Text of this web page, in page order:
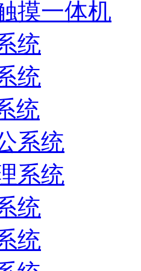
摸一体机
统
统
统
系统
系统
统
统